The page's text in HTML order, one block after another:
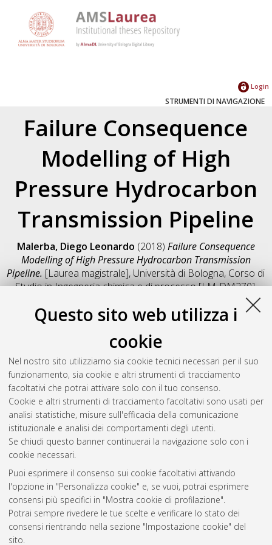
Questo sito web utilizza i
cookie
Nel nostro sito utilizziamo sia cookie tecnici necessari per il suo
funzionamento, sia cookie e altri strumenti di tracciamento
facoltativi che potrai attivare solo con il tuo consenso.
Cookie e altri strumenti di tracciamento facoltativi sono usati per
analisi statistiche, misure sull'efficacia della comunicazione
istituzionale e analisi dei comportamenti degli utenti.
Se chiudi questo banner continuerai la navigazione solo con i
cookie necessari.
Puoi esprimere il consenso sui cookie facoltativi attivando
l'opzione in "Personalizza cookie" e, se vuoi, potrai esprimere
consensi più specifici in "Mostra cookie di profilazione".
Potrai sempre rivedere le tue scelte e verificare lo stato dei
consensi rientrando nella sezione "Impostazione cookie" del
sito.
Login
STRUMENTI DI NAVIGAZIONE
Failure Consequence
Modelling of High
Pressure Hydrocarbon
Transmission Pipeline
Malerba, Diego Leonardo (2018) Failure Consequence
Modelling of High Pressure Hydrocarbon Transmission
Pipeline. [Laurea magistrale], Università di Bologna, Corso di
Studio inIngegneria chimica e di processo [LM-DM270],
Salva citazione
Condividi
Il full-text non è disponibile per scelta dell'autore. (
Abstract
Altri metadati
Gestione del documento:
Atom
Rss 1.0
Rss 2.0